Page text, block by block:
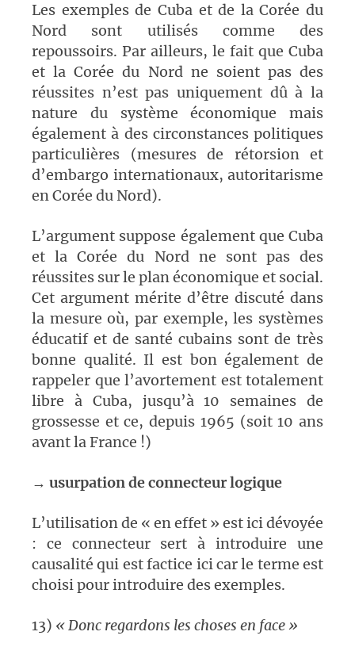
Les exemples de Cuba et de la Corée du
Nord sont utilisés comme des
repoussoirs. Par ailleurs, le fait que Cuba
et la Corée du Nord ne soient pas des
réussites n’est pas uniquement dû à la
nature du système économique mais
également à des circonstances politiques
particulières (mesures de rétorsion et
d’embargo internationaux, autoritarisme
en Corée du Nord).
L’argument suppose également que Cuba
et la Corée du Nord ne sont pas des
réussites sur le plan économique et social.
Cet argument mérite d’être discuté dans
la mesure où, par exemple, les systèmes
éducatif et de santé cubains sont de très
bonne qualité. Il est bon également de
rappeler que l’avortement est totalement
libre à Cuba, jusqu’à 10 semaines de
grossesse et ce, depuis 1965 (soit 10 ans
avant la France !)
→ usurpation de connecteur logique
L’utilisation de « en effet » est ici dévoyée
: ce connecteur sert à introduire une
causalité qui est factice ici car le terme est
choisi pour introduire des exemples.
13) « Donc regardons les choses en face »